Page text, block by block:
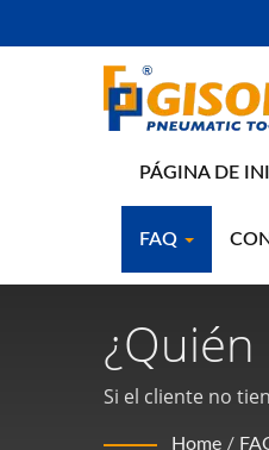
PÁGINA DE
FAQ
País
Si el cliente no
Home /